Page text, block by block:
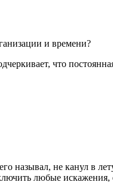
и времени?
что
называл, не канул в
любые